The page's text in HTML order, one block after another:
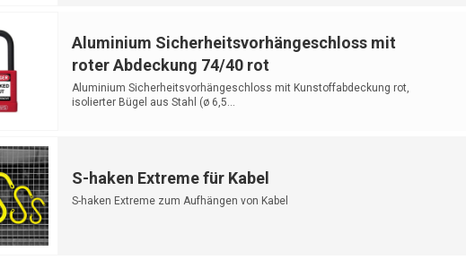
Aluminium Sicherheitsvorhängeschloss mit
roter Abdeckung 74/40 rot
Aluminium Sicherheitsvorhängeschloss mit Kunstoffabdeckung rot,
isolierter Bügel aus Stahl (ø 6,5...
S-haken Extreme für Kabel
S-haken Extreme zum Aufhängen von Kabel